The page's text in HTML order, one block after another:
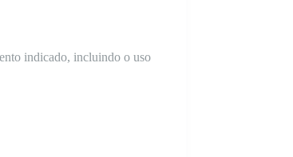
indicado, incluindo o uso